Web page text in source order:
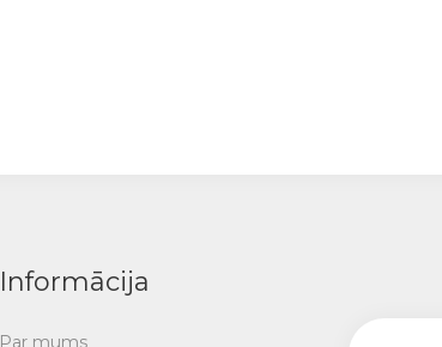
Informācija
Par mums